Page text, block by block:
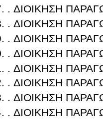
. ΔΙΟΙΚΗΣΗ
. ΔΙΟΙΚΗΣΗ
. ΔΙΟΙΚΗΣΗ
. ΔΙΟΙΚΗΣΗ
. ΔΙΟΙΚΗΣΗ
. ΔΙΟΙΚΗΣΗ
. ΔΙΟΙΚΗΣΗ
. ΔΙΟΙΚΗΣΗ